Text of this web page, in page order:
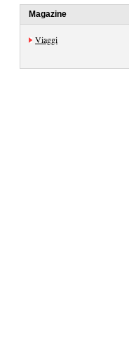
Magazine
Viaggi